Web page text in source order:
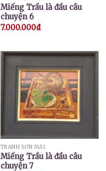
Miếng Trầu là đầu câu
chuyện 6
7.000.000₫
TRANH SƠN MÀI
Miếng Trầu là đầu câu
chuyện 7